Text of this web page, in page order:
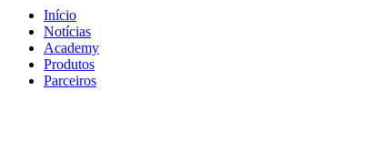
Início
Notícias
Academy
Produtos
Parceiros